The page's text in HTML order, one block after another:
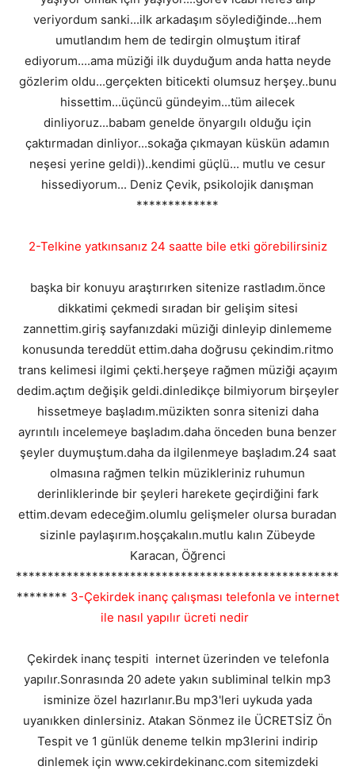
veriyordum sanki...ilk arkadaşım söylediğinde...hem
umutlandım hem de tedirgin olmuştum itiraf
ediyorum....ama müziği ilk duyduğum anda hatta neyde
gözlerim oldu...gerçekten biticekti olumsuz herşey..bunu
hissettim...üçüncü gündeyim...tüm ailecek
dinliyoruz...babam genelde önyargılı olduğu için
çaktırmadan dinliyor...sokağa çıkmayan küskün adamın
neşesi yerine geldi))..kendimi güçlü... mutlu ve cesur
hissediyorum... Deniz Çevik, psikolojik danışman
*************
2-Telkine yatkınsanız 24 saatte bile etki görebilirsiniz
başka bir konuyu araştırırken sitenize rastladım.önce
dikkatimi çekmedi sıradan bir gelişim sitesi
zannettim.giriş sayfanızdaki müziği dinleyip dinlememe
konusunda tereddüt ettim.daha doğrusu çekindim.ritmo
trans kelimesi ilgimi çekti.herşeye rağmen müziği açayım
dedim.açtım değişik geldi.dinledikçe bilmiyorum birşeyler
hissetmeye başladım.müzikten sonra sitenizi daha
ayrıntılı incelemeye başladım.daha önceden buna benzer
şeyler duymuştum.daha da ilgilenmeye başladım.24 saat
olmasına rağmen telkin müzikleriniz ruhumun
derinliklerinde bir şeyleri harekete geçirdiğini fark
ettim.devam edeceğim.olumlu gelişmeler olursa buradan
sizinle paylaşırım.hoşçakalın.mutlu kalın Zübeyde
Karacan, Öğrenci
***************************************************
******** 3-Çekirdek inanç çalışması telefonla ve internet
ile nasıl yapılır ücreti nedir
Çekirdek inanç tespiti internet üzerinden ve telefonla
yapılır.Sonrasında 20 adete yakın subliminal telkin mp3
isminize özel hazırlanır.Bu mp3'leri uykuda yada
uyanıkken dinlersiniz. Atakan Sönmez ile ÜCRETSİZ Ön
Tespit ve 1 günlük deneme telkin mp3lerini indirip
dinlemek için www.cekirdekinanc.com sitemizdeki